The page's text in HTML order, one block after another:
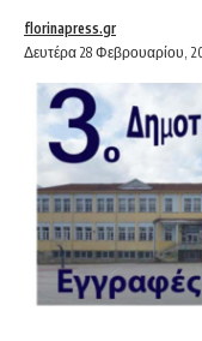
Δευτέρα 28 Φεβρουαρίου,
florinapress.gr